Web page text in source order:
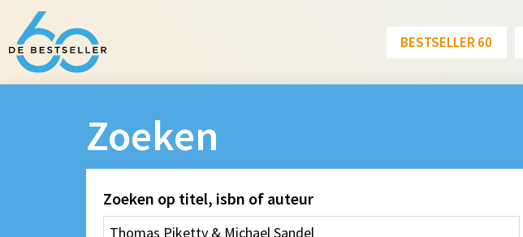
BESTSELLER 60
Zoeken
Zoeken op titel, isbn of auteur